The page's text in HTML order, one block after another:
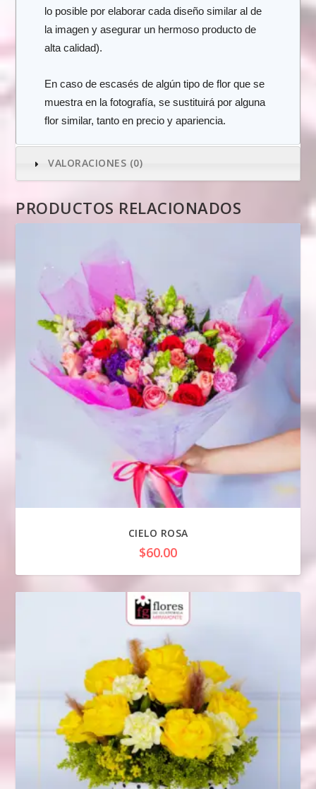
lo posible por elaborar cada diseño similar al de
la imagen y asegurar un hermoso producto de
alta calidad).
En caso de escasés de algún tipo de flor que se
muestra en la fotografía, se sustituirá por alguna
flor similar, tanto en precio y apariencia.
VALORACIONES (0)
PRODUCTOS RELACIONADOS
CIELO ROSA
$60.00